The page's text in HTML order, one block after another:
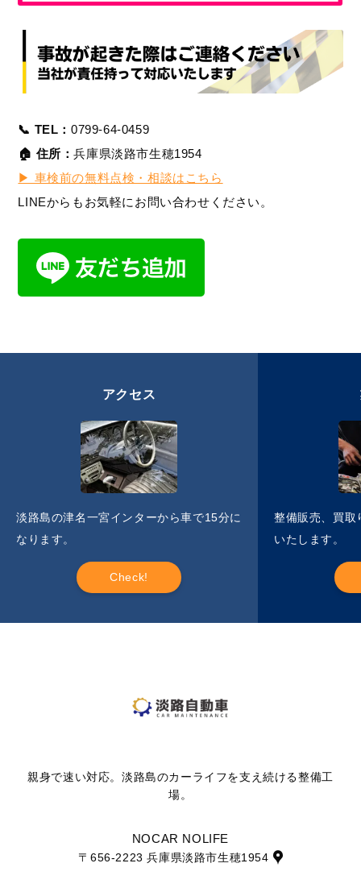
📞 TEL：0799-64-0459
🏠 住所：兵庫県淡路市生穂1954
▶︎ 車検前の無料点検・相談はこちら
LINEからもお気軽にお問い合わせください。
アクセス
淡路島の津名一宮インターから車で15分に
なります。
Check!
整備販売、買取
いたします。
親身で速い対応。淡路島のカーライフを支え続ける整備工
場。
NOCAR NOLIFE
〒656-2223 兵庫県淡路市生穂1954